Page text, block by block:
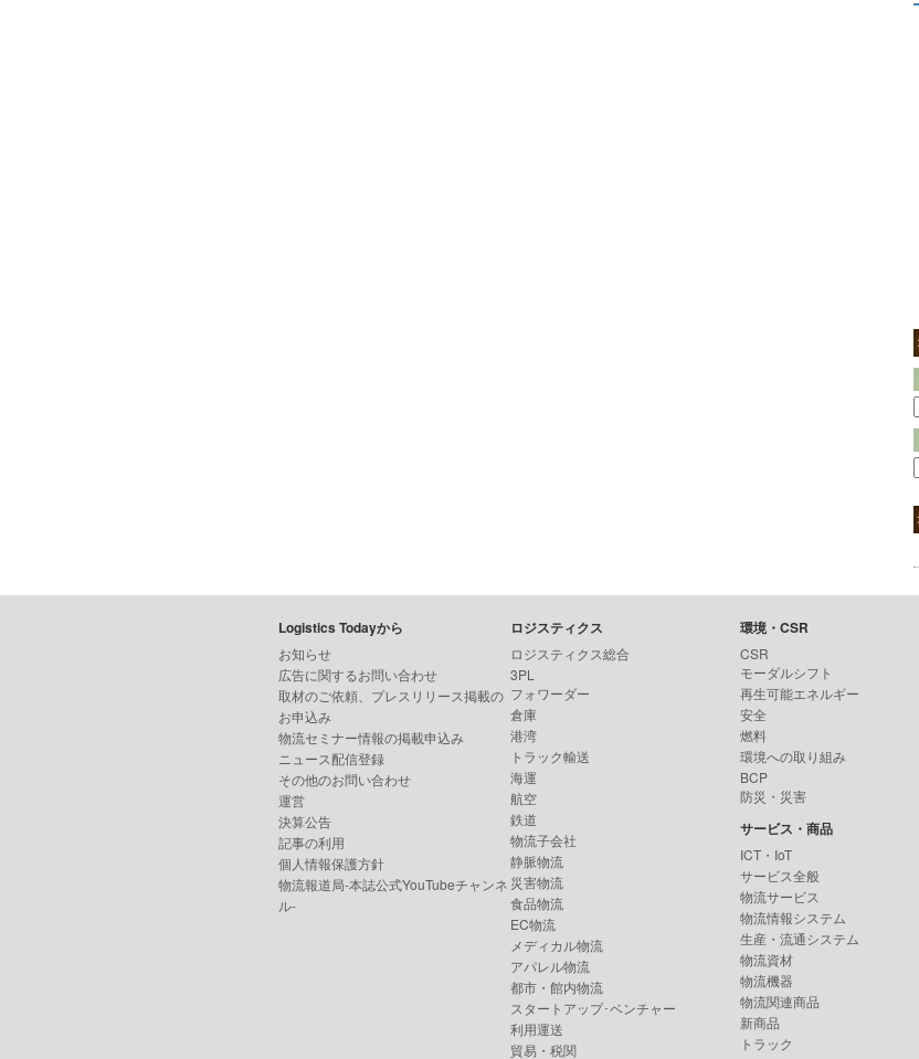
Logistics Todayから
お知らせ
広告に関するお問い合わせ
取材のご依頼、プレスリリース掲載の
お申込み
物流セミナー情報の掲載申込み
ニュース配信登録
その他のお問い合わせ
運営
決算公告
記事の利用
個人情報保護方針
物流報道局-本誌公式YouTubeチャンネ
ル-
ロジスティクス
ロジスティクス総合
3PL
フォワーダー
倉庫
港湾
トラック輸送
海運
航空
鉄道
物流子会社
静脈物流
災害物流
食品物流
EC物流
メディカル物流
アパレル物流
都市・館内物流
スタートアップ･ベンチャー
利用運送
貿易・税関
環境・CSR
CSR
モーダルシフト
再生可能エネルギー
安全
燃料
環境への取り組み
BCP
防災・災害
サービス・商品
ICT・IoT
サービス全般
物流サービス
物流情報システム
生産・流通システム
物流資材
物流機器
物流関連商品
新商品
トラック